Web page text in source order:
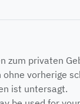
zum privaten
vorherige
ist untersagt.